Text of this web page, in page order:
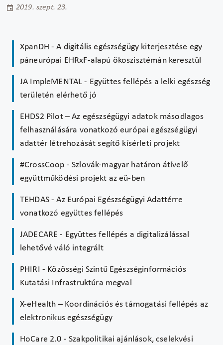
2019. szept. 23.
XpanDH - A digitális egészségügy kiterjesztése egy
páneurópai EHRxF-alapú ökoszisztémán keresztül
JA ImpleMENTAL - Együttes fellépés a lelki egészség
területén elérhető jó
EHDS2 Pilot – Az egészségügyi adatok másodlagos
felhasználására vonatkozó európai egészségügyi
adattér létrehozását segítő kísérleti projekt
#CrossCoop - Szlovák-magyar határon átívelő
együttműködési projekt az eü-ben
TEHDAS - Az Európai Egészségügyi Adattérre
vonatkozó együttes fellépés
JADECARE - Együttes fellépés a digitalizálással
lehetővé váló integrált
PHIRI - Közösségi Szintű Egészséginformációs
Kutatási Infrastruktúra megval
X-eHealth – Koordinációs és támogatási fellépés az
elektronikus egészségügy
HoCare 2.0 - Szakpolitikai ajánlások, cselekvési